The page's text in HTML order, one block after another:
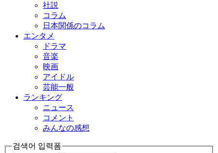
社説
コラム
日本関係のコラム
エンタメ
ドラマ
音楽
映画
アイドル
芸能一般
ランキング
ニュース
コメント
みんなの感想
검색어 입력폼